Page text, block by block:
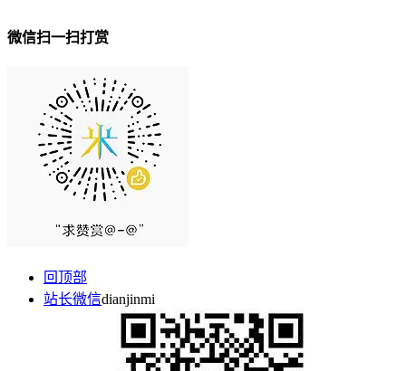
微信扫一扫打赏
回顶部
站长微信dianjinmi